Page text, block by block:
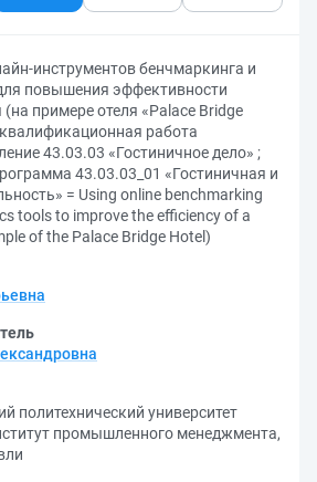
инструментов бенчмаркинга и
повышения эффективности
(на примере отеля «Palace Bridge
работа
43.03.03 «Гостиничное дело» ;
43.03.03_01 «Гостиничная и
= Using online benchmarking
tools to improve the efficiency of a
of the Palace Bridge Hotel)
политехнический университет
промышленного менеджмента,